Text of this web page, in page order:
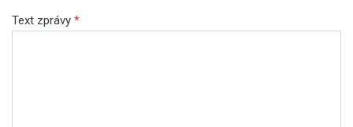
Text zprávy *